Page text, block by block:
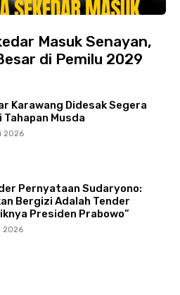
Masuk Senayan,
di Pemilu 2029
Karawang Didesak Segera
Tahapan Musda
2026
Pernyataan Sudaryono:
Bergizi Adalah Tender
Presiden Prabowo”
2026